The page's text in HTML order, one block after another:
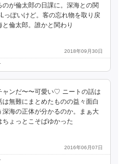
が倫太郎の日課に。深海との関
っぽいけど。客の忘れ物を取り戻
倫太郎。誰かと関わり
2018年09月30日
ャンだ〜〜可愛い♡ ニートの話は
無難にまとめたものの益々面白
深海の正体が分かるのか。まぁ大
ょっとこそばゆかった
2016年06月07日